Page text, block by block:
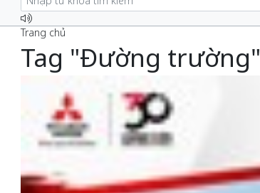
Trang chủ
Tag "Đường trường"